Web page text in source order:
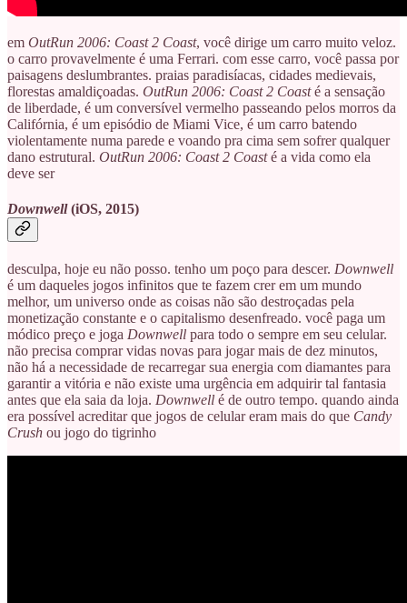
em OutRun 2006: Coast 2 Coast, você dirige um carro muito veloz.
o carro provavelmente é uma Ferrari. com esse carro, você passa por
paisagens deslumbrantes. praias paradisíacas, cidades medievais,
florestas amaldiçoadas. OutRun 2006: Coast 2 Coasté a sensação
de liberdade, é um conversível vermelho passeando pelos morros da
Califórnia, é um episódio de Miami Vice, é um carro batendo
violentamente numa parede e voando pra cima sem sofrer qualquer
dano estrutural. OutRun 2006: Coast 2 Coasté a vida como ela
deve ser
Downwell(iOS, 2015)
desculpa, hoje eu não posso. tenho um poço para descer. Downwell
é um daqueles jogos infinitos que te fazem crer em um mundo
melhor, um universo onde as coisas não são destroçadas pela
monetização constante e o capitalismo desenfreado. você paga um
módico preço e joga Downwell para todo o sempre em seu celular.
não precisa comprar vidas novas para jogar mais de dez minutos,
não há a necessidade de recarregar sua energia com diamantes para
garantir a vitória e não existe uma urgência em adquirir tal fantasia
antes que ela saia da loja. Downwell é de outro tempo. quando ainda
era possível acreditar que jogos de celular eram mais do que Candy
Crush ou jogo do tigrinho